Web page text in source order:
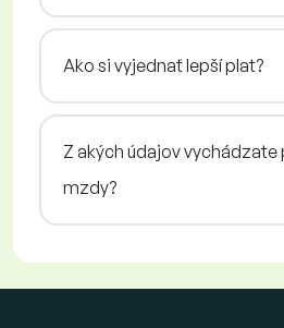
Ako si vyjednať lepší plat?
Z akých údajov
mzdy?